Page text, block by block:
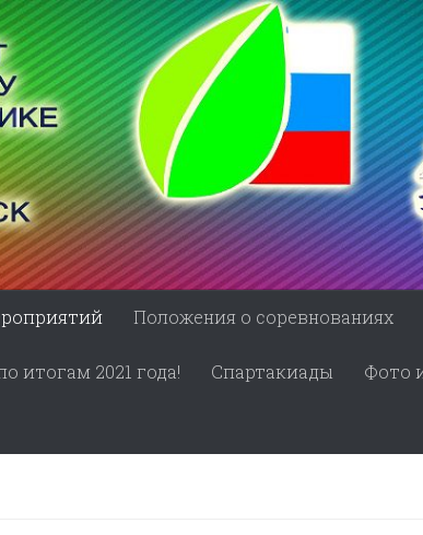
Положения о соревнованиях
итогам 2021 года! Спартакиады Фото